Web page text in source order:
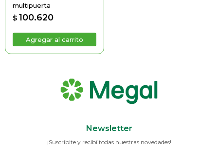
multipuerta
$ 100.620
Newsletter
¡Suscribite y recibí todas nuestras novedades!